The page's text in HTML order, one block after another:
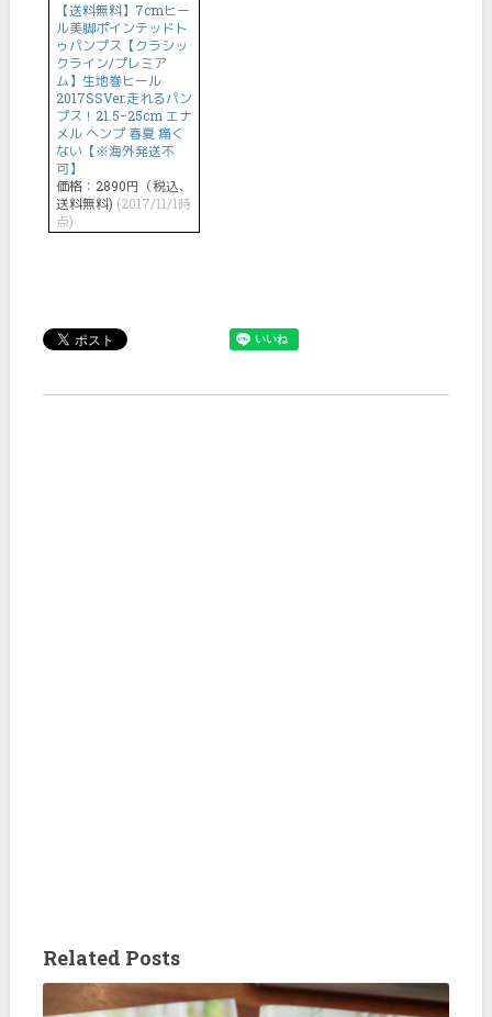
【送料無料】7cmヒー
ル美脚ポインテッドト
ゥパンプス【クラシッ
クライン/プレミア
ム】生地巻ヒール
2017SSVer.走れるパン
プス！21.5−25cm エナ
メル ヘンプ 春夏 痛く
ない【※海外発送不
可】
価格：2890円（税込、
送料無料) (2017/11/1時
点)
Related Posts